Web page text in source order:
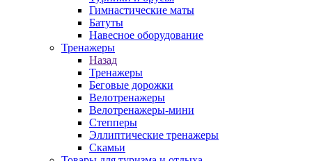
Гимнастические маты
Батуты
Навесное оборудование
Тренажеры
Назад
Тренажеры
Беговые дорожки
Велотренажеры
Велотренажеры-мини
Степперы
Эллиптические тренажеры
Скамьи